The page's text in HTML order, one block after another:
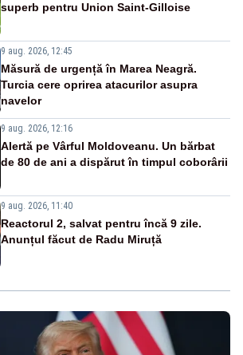
superb pentru Union Saint-Gilloise
9 aug. 2026, 12:45
Măsură de urgență în Marea Neagră.
Turcia cere oprirea atacurilor asupra
navelor
9 aug. 2026, 12:16
Alertă pe Vârful Moldoveanu. Un bărbat
de 80 de ani a dispărut în timpul coborârii
9 aug. 2026, 11:40
Reactorul 2, salvat pentru încă 9 zile.
Anunțul făcut de Radu Miruță